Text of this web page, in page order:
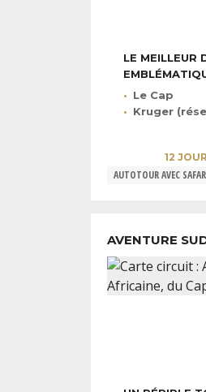
LE MEILLEUR
Le Cap
Kruger (réserve
12
AUTOTOUR AVEC
AVENTURE